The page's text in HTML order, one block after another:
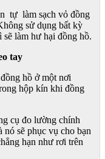
tự làm sạch vỏ đồng
sử dụng bất kỳ
làm hư hại đồng hồ.
hồ ở một nơi
hộp kín khi đồng
cụ đo lường chính
sẽ phục vụ cho bạn
hạn như rơi trên